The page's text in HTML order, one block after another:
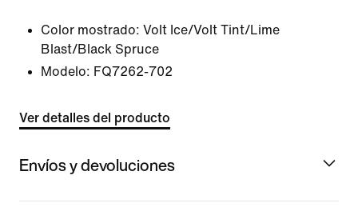
Color mostrado: Volt Ice/Volt Tint/Lime
Blast/Black Spruce
Modelo: FQ7262-702
Ver detalles del producto
Envíos y devoluciones